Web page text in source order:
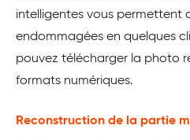
intelligentes vous permettent
endommagées en quelques
pouvez télécharger la photo
formats numériques.
Reconstruction de la partie